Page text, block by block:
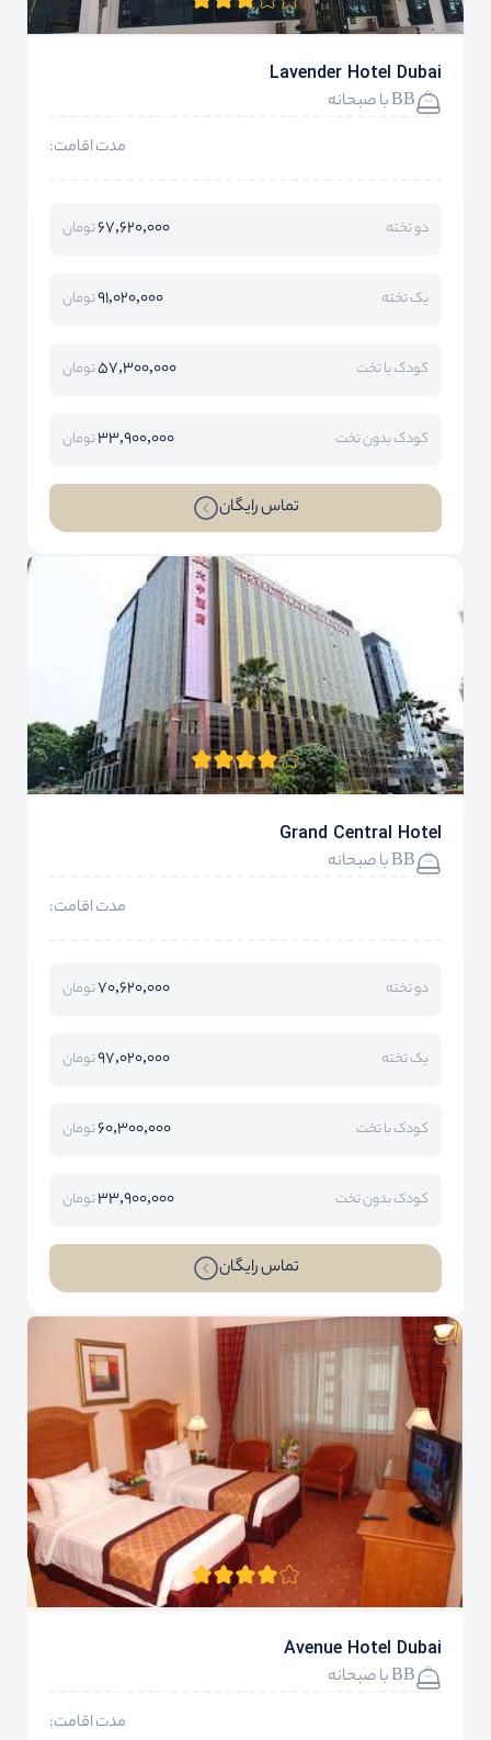
Lavender Hotel Dubai
BB با صبحانه
مدت اقامت:
دو تخته 67,620,000تومان
یک تخته 91,020,000تومان
کودک با تخت 57,300,000تومان
کودک بدون تخت 33,900,000تومان
تماس رایگان
Grand Central Hotel
BB با صبحانه
مدت اقامت:
دو تخته 70,620,000تومان
یک تخته 97,020,000تومان
کودک با تخت 60,300,000تومان
کودک بدون تخت 33,900,000تومان
تماس رایگان
Avenue Hotel Dubai
BB با صبحانه
مدت اقامت: